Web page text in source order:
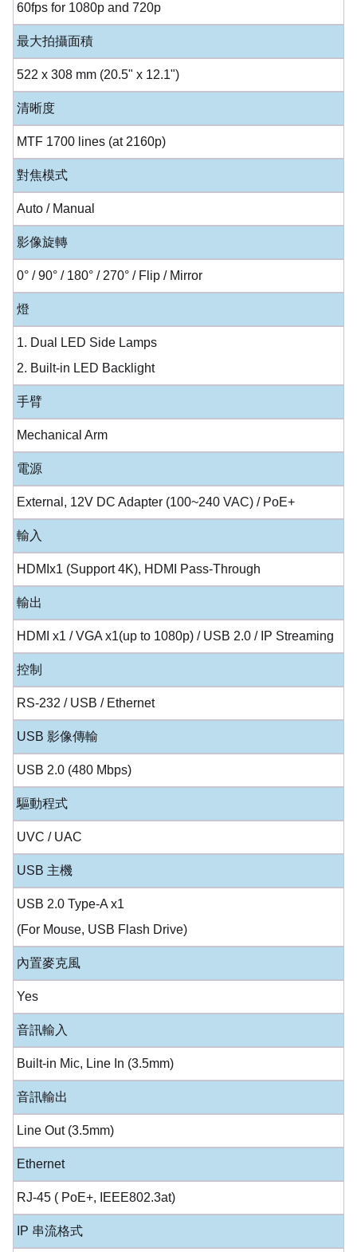
60fps for 1080p and 720p
最大拍攝面積
522 x 308 mm (20.5" x 12.1")
清晰度
MTF 1700 lines (at 2160p)
對焦模式
Auto / Manual
影像旋轉
0° / 90° / 180° / 270° / Flip / Mirror
燈
1. Dual LED Side Lamps
2. Built-in LED Backlight
手臂
Mechanical Arm
電源
External, 12V DC Adapter (100~240 VAC) / PoE+
輸入
HDMIx1 (Support 4K), HDMI Pass-Through
輸出
HDMI x1 / VGA x1(up to 1080p) / USB 2.0 / IP Streaming
控制
RS-232 / USB / Ethernet
USB 影像傳輸
USB 2.0 (480 Mbps)
驅動程式
UVC / UAC
USB 主機
USB 2.0 Type-A x1
(For Mouse, USB Flash Drive)
內置麥克風
Yes
音訊輸入
Built-in Mic, Line In (3.5mm)
音訊輸出
Line Out (3.5mm)
Ethernet
RJ-45 ( PoE+, IEEE802.3at)
IP 串流格式